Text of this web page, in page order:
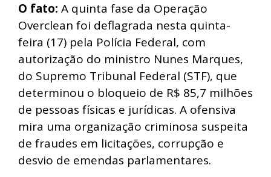
O fato: A quinta fase da Operação
Overclean foi deflagrada nesta quinta-
feira (17) pela Polícia Federal, com
autorização do ministro Nunes Marques,
do Supremo Tribunal Federal (STF), que
determinou o bloqueio de R$ 85,7 milhões
de pessoas físicas e jurídicas. A ofensiva
mira uma organização criminosa suspeita
de fraudes em licitações, corrupção e
desvio de emendas parlamentares.